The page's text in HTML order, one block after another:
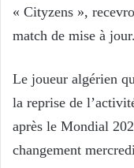
« Cityzens »,
match de mise à jour.
Le joueur algérien
la reprise de
après le Mondial
changement